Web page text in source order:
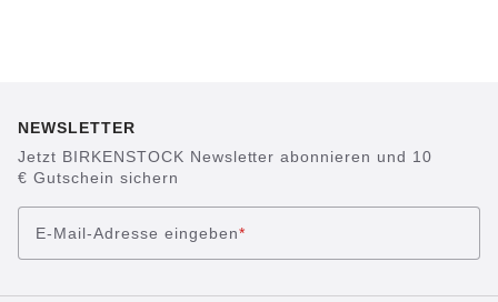
NEWSLETTER
Jetzt BIRKENSTOCK Newsletter abonnieren und 10
€ Gutschein sichern
E-Mail-Adresse eingeben*